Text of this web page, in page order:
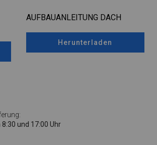
AUFBAUANLEITUNG DACH
Herunterladen
und 17:00 Uhr